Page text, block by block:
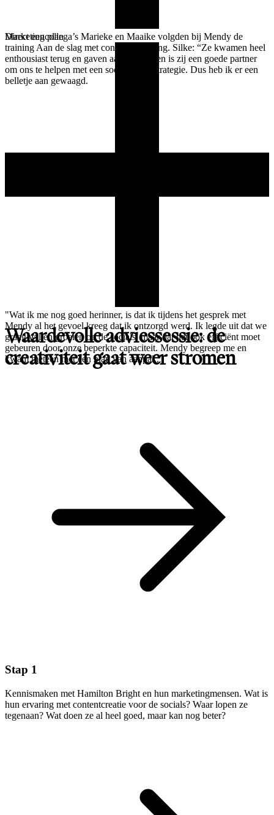
Marketingcollega’s Marieke en Maaike volgden bij Mendy de
training Aan de slag met contentmarketing. Silke: “Ze kwamen heel
enthousiast terug en gaven aan: misschien is zij een goede partner
om ons te helpen met een socialmedia-strategie. Dus heb ik er een
belletje aan gewaagd.
Direct een plan
"Wat ik me nog goed herinner, is dat ik tijdens het gesprek met
Mendy al het gevoel kreeg dat ik ontzorgd werd. Ik legde uit dat we
graag willen groeien op de socials, maar dat het ook efficiënt moet
gebeuren door onze beperkte capaciteit. Mendy begreep me en
kwam meteen met een plan van aanpak.”
Waardevolle adviessessie: de
creativiteit gaat weer stromen
Stap 1
Kennismaken met Hamilton Bright en hun marketingmensen. Wat is
hun ervaring met contentcreatie voor de socials? Waar lopen ze
tegenaan? Wat doen ze al heel goed, maar kan nog beter?